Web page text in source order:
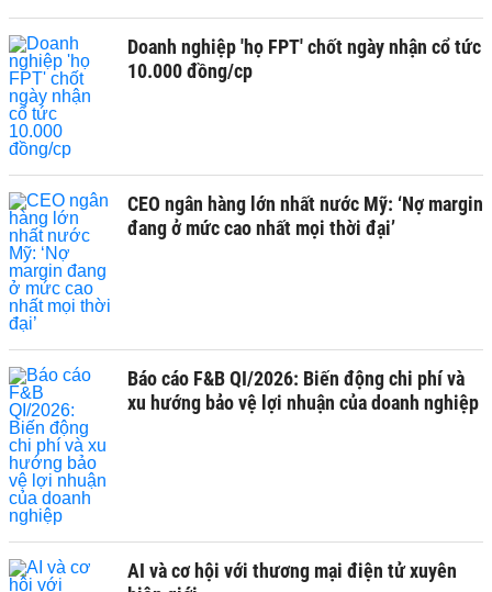
Doanh nghiệp 'họ FPT' chốt ngày nhận cổ tức
10.000 đồng/cp
CEO ngân hàng lớn nhất nước Mỹ: ‘Nợ margin
đang ở mức cao nhất mọi thời đại’
Báo cáo F&B QI/2026: Biến động chi phí và
xu hướng bảo vệ lợi nhuận của doanh nghiệp
AI và cơ hội với thương mại điện tử xuyên